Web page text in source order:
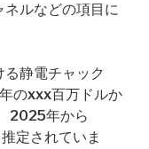
ルなどの項目に
静電チャック
のxxx百万ドルか
2025年から
定されていま